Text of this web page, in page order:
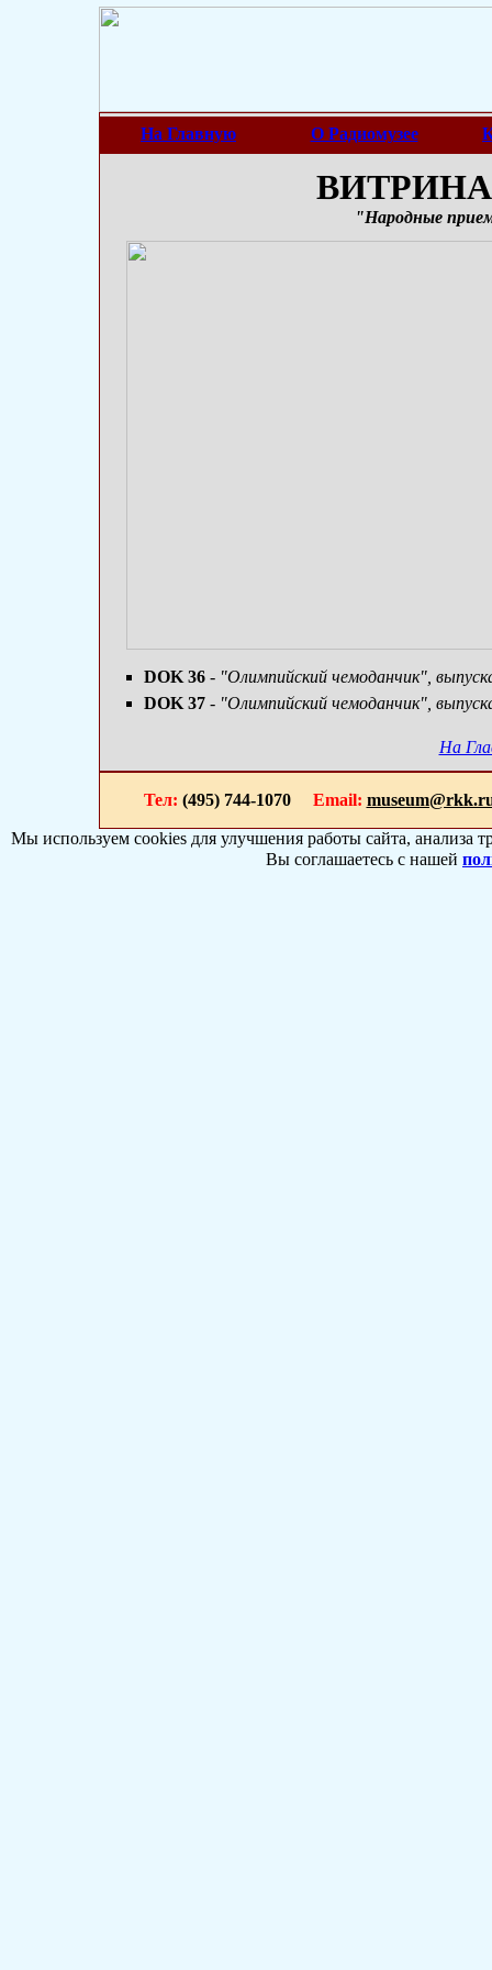
На Главную О Радиомузее
ВИТРИНА
"Народные
DOK 36 - "Олимпийский чемоданчик",
DOK 37 - "Олимпийский чемоданчик",
На
Тел: (495) 744-1070 Email:
Мы используем cookies для улучшения работы сайта, анализа
Вы соглашаетесь с нашей